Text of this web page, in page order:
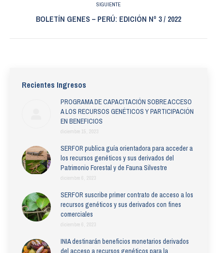
SIGUIENTE
Publicación
BOLETÍN GENES – PERÚ: EDICIÓN Nº 3 / 2022
Recientes Ingresos
PROGRAMA DE CAPACITACIÓN SOBRE ACCESO
A LOS RECURSOS GENÉTICOS Y PARTICIPACIÓN
EN BENEFICIOS
diciembre 15, 2023
SERFOR publica guía orientadora para acceder a
los recursos genéticos y sus derivados del
Patrimonio Forestal y de Fauna Silvestre
diciembre 6, 2023
SERFOR suscribe primer contrato de acceso a los
recursos genéticos y sus derivados con fines
comerciales
diciembre 6, 2023
INIA destinarán beneficios monetarios derivados
del acceso a recursos genéticos para la